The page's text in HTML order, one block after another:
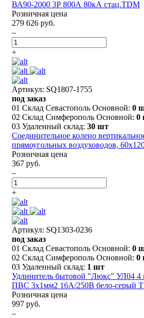
ВА90-2000 3Р 800А 80кА стац.TDM
Розничная цена
279 626 руб.
–
+
Артикул: SQ1807-1755
под заказ
01 Склад Севастополь Основной: 0
02 Склад Симферополь Основной: 0
03 Удаленный склад: 30 шт
Соединительное колено
прямоугольных воздуховодов,
Розничная цена
367 руб.
–
+
Артикул: SQ1303-0236
под заказ
01 Склад Севастополь Основной: 0
02 Склад Симферополь Основной: 0
03 Удаленный склад: 1 шт
Удлинитель бытовой "Люкс" УЛ04 4
ПВС 3х1мм2 16А/250В бело-серый
Розничная цена
997 руб.
–